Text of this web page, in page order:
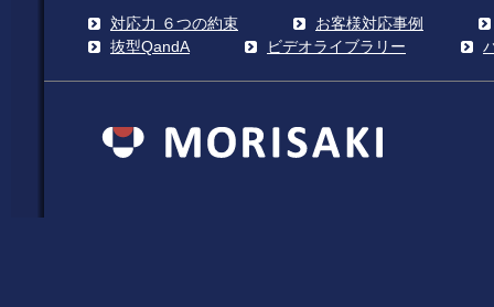
対応力 ６つの約束
お客様対応事例
抜型QandA
ビデオライブラリー